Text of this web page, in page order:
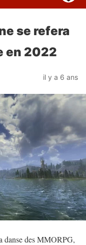
se refera
en 2022
il y a 6 ans
danse des MMORPG,